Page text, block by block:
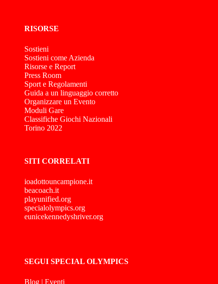
RISORSE
Sostieni
Sostieni come Azienda
Risorse e Report
Press Room
Sport e Regolamenti
Guida a un linguaggio corretto
Organizzare un Evento
Moduli Gare
Classifiche Giochi Nazionali
Torino 2022
SITI CORRELATI
ioadottouncampione.it
beacoach.it
playunified.org
specialolympics.org
eunicekennedyshriver.org
SEGUI SPECIAL OLYMPICS
Blog | Eventi